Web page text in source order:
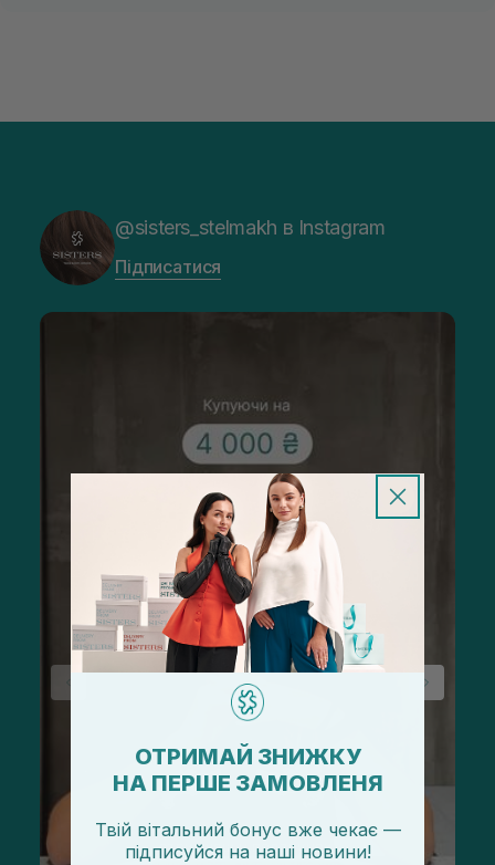
@sisters_stelmakh в Instagram
Підписатися
ОТРИМАЙ ЗНИЖКУ
НА ПЕРШЕ ЗАМОВЛЕНЯ
Твій вітальний бонус вже чекає —
підписуйся на наші новини!